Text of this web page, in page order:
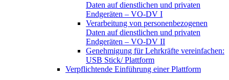
Daten auf dienstlichen und privaten
Endgeräten – VO-DV I
Verarbeitung von personenbezogenen
Daten auf dienstlichen und privaten
Endgeräten – VO-DV II
Genehmigung für Lehrkräfte vereinfachen:
USB Stick/ Plattform
Verpflichtende Einführung einer Plattform